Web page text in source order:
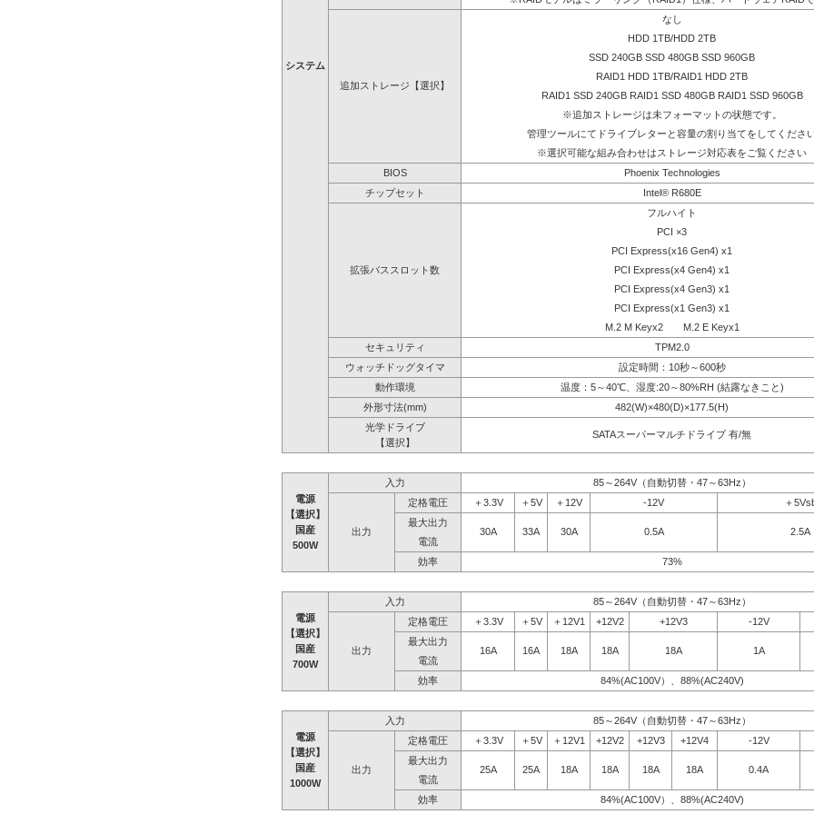
システム
追加ストレージ【選択】
なし
HDD 1TB/HDD 2TB
SSD 240GB SSD 480GB SSD 960GB
RAID1 HDD 1TB/RAID1 HDD 2TB
RAID1 SSD 240GB RAID1 SSD 480GB RAID1 SSD 960GB
※追加ストレージは未フォーマットの状態です。
管理ツールにてドライブレターと容量の割り当てをしてくださ
※選択可能な組み合わせはストレージ対応表をご覧ください
BIOS
Phoenix Technologies
チップセット
Intel® R680E
拡張バススロット数
フルハイト
PCI ×3
PCI Express(x16 Gen4) x1
PCI Express(x4 Gen4) x1
PCI Express(x4 Gen3) x1
PCI Express(x1 Gen3) x1
M.2 M Keyx2 M.2 E Keyx1
セキュリティ
TPM2.0
ウォッチドッグタイマ
設定時間：10秒～600秒
動作環境
温度：5～40℃、湿度:20～80%RH (結露なきこと)
外形寸法(mm)
482(W)×480(D)×177.5(H)
光学ドライブ
【選択】
SATAスーパーマルチドライブ 有/無
電源
【選択】
国産
500W
入力 85～264V（自動切替・47～63Hz）
出力
定格電圧 ＋3.3V ＋5V ＋12V -12V
＋
最大出力
30A
33A 30A 0.5A
2.5A
電流
効率
73%
電源
【選択】
国産
700W
入力 85～264V（自動切替・47～63Hz）
出力
定格電圧 ＋3.3V ＋5V ＋12V1 +12V2 +12V3
-12V
最大出力
16A
16A 18A 18A 18A
1A
電流
効率
84%(AC100V）、88%(AC240V)
電源
【選択】
国産
1000W
入力 85～264V（自動切替・47～63Hz）
出力
定格電圧 ＋3.3V ＋5V ＋12V1 +12V2 +12V3 +12V4
-12V
最大出力
25A
25A 18A 18A 18A 18A
0.4A
電流
効率
84%(AC100V）、88%(AC240V)